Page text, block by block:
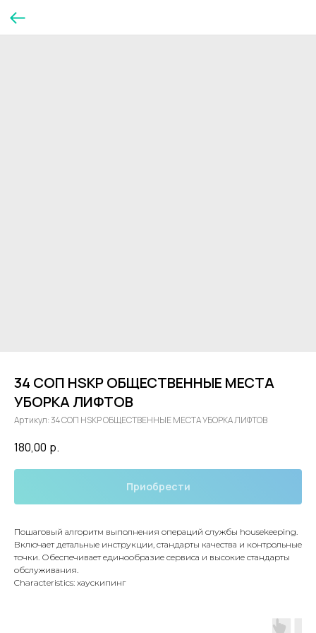
34 СОП HSKP ОБЩЕСТВЕННЫЕ МЕСТА
УБОРКА ЛИФТОВ
Артикул:34 СОП HSKP ОБЩЕСТВЕННЫЕ МЕСТА УБОРКА ЛИФТОВ
180,00 р.
Приобрести
Пошаговый алгоритм выполнения операций службы housekeeping.
Включает детальные инструкции, стандарты качества и контрольные
точки. Обеспечивает единообразие сервиса и высокие стандарты
обслуживания.
Characteristics: хаускипинг